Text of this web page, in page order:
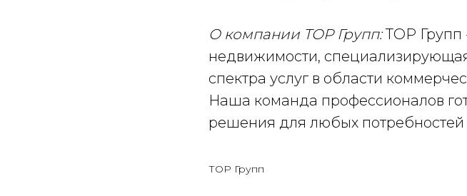
О компании ТОР Групп:ТОР Групп
недвижимости,
спектра услуг в области
Наша команда профессионалов
решения для любых потребностей
ТОР Групп